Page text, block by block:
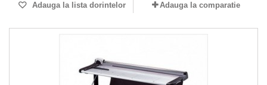
Adauga la lista dorintelor Adauga la comparatie